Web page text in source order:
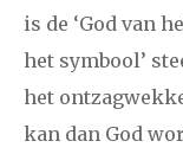
2010 augustus
december
februari
is de ‘God van
het symbool’
het
kan dan God